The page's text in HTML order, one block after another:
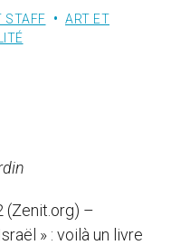
STAFF
ART ET
(Zenit.org) –
» : voilà un livre